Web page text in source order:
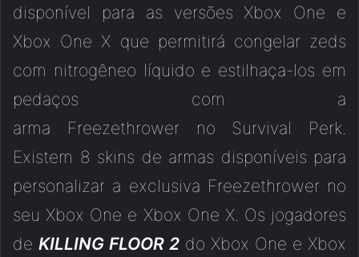
disponível para as versões Xbox One e
Xbox One X que permitirá congelar zeds
com nitrogêneo líquido e estilhaça-los em
pedaços com a
arma Freezethrower no Survival Perk.
Existem 8 skins de armas disponíveis para
personalizar a exclusiva Freezethrower no
seu Xbox One e Xbox One X. Os jogadores
de KILLING FLOOR 2 do Xbox One e Xbox